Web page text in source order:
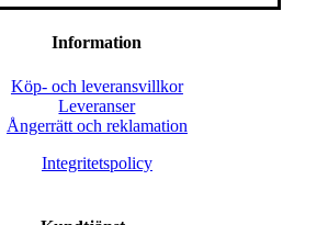
Information
Köp- och leveransvillkor
Leveranser
Ångerrätt och reklamation
Integritetspolicy